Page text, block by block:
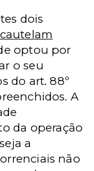
dois
cautelam
optou por
o seu
do art. 88º
A
da operação
a
não